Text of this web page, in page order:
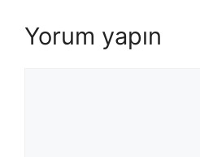
Yorum yapın